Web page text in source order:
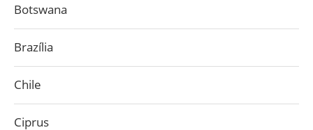
Botswana
Brazília
Chile
Ciprus